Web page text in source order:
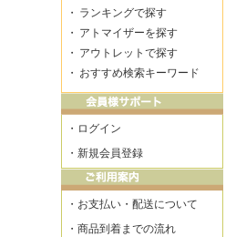
・ ランキングで探す
・ アトマイザーを探す
・ アウトレットで探す
・ おすすめ検索キーワード
・ ログイン
・ 新規会員登録
・ お支払い・配送について
・ 商品到着までの流れ